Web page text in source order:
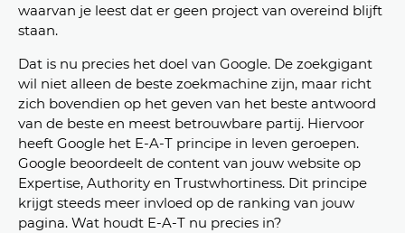
waarvan je leest dat er geen project van overeind blijft
staan.
Dat is nu precies het doel van Google. De zoekgigant
wil niet alleen de beste zoekmachine zijn, maar richt
zich bovendien op het geven van het beste antwoord
van de beste en meest betrouwbare partij. Hiervoor
heeft Google het E-A-T principe in leven geroepen.
Google beoordeelt de content van jouw website op
Expertise, Authority en Trustwhortiness. Dit principe
krijgt steeds meer invloed op de ranking van jouw
pagina. Wat houdt E-A-T nu precies in?